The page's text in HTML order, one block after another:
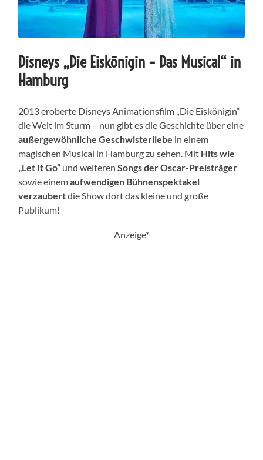
Disneys „Die Eiskönigin – Das Musical“ in
Hamburg
2013 eroberte Disneys Animationsfilm „Die Eiskönigin“
die Welt im Sturm – nun gibt es die Geschichte über eine
außergewöhnliche Geschwisterliebe in einem
magischen Musical in Hamburg zu sehen. Mit Hits wie
„Let It Go“ und weiterenSongs der Oscar-Preisträger
sowie einemaufwendigen Bühnenspektakel
verzaubertdie Show dort das kleine und große
Publikum!
Anzeige*